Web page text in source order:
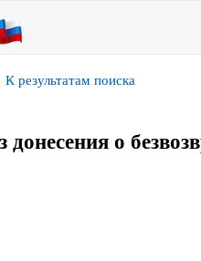
К результатам поиска
о